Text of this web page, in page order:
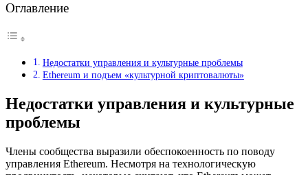
Оглавление
Недостатки управления и культурные проблемы
Ethereum и подъем «культурной криптовалюты»
Недостатки управления и культурные
проблемы
Члены сообщества выразили обеспокоенность по поводу
управления Ethereum. Несмотря на технологическую